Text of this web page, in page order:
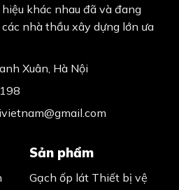
khác nhau đã và đang
nhà thầu xây dựng lớn ưa
Xuân, Hà Nội
Sản phẩm
Gạch ốp lát Thiết bị vệ